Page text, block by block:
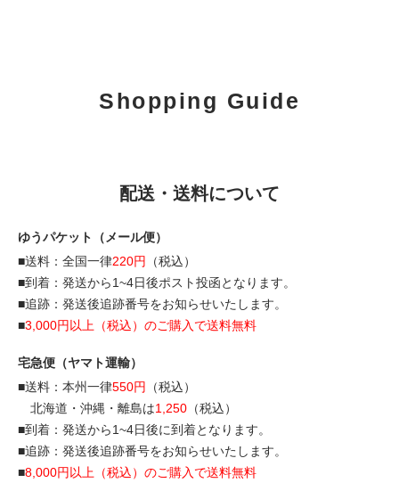
Shopping Guide
配送・送料について
ゆうパケット（メール便）
■送料：全国一律220円 （税込）
■到着：発送から1~4日後ポスト投函となります。
■追跡：発送後追跡番号をお知らせいたします。
■3,000円以上（税込）のご購入で送料無料
宅急便（ヤマト運輸）
■送料：本州一律550円 （税込）
北海道・沖縄・離島は1,250 （税込）
■到着：発送から1~4日後に到着となります。
■追跡：発送後追跡番号をお知らせいたします。
■8,000円以上（税込）のご購入で送料無料